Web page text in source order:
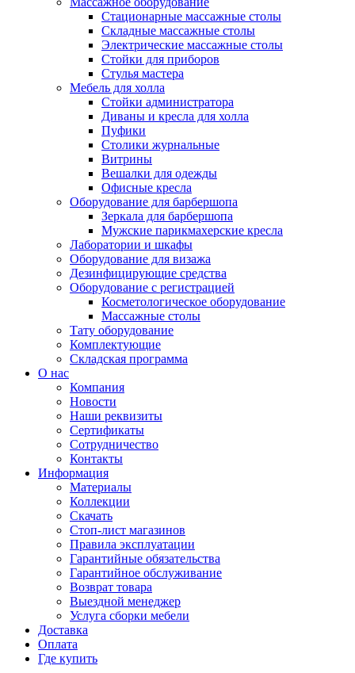
Стационарные массажные столы
Складные массажные столы
Электрические массажные столы
Стойки для приборов
Стулья мастера
Мебель для холла
Стойки администратора
Диваны и кресла для холла
Пуфики
Столики журнальные
Витрины
Вешалки для одежды
Офисные кресла
Оборудование для барбершопа
Зеркала для барбершопа
Мужские парикмахерские кресла
Лаборатории и шкафы
Оборудование для визажа
Дезинфицирующие средства
Оборудование с регистрацией
Косметологическое оборудование
Массажные столы
Тату оборудование
Комплектующие
Складская программа
О нас
Компания
Новости
Наши реквизиты
Сертификаты
Сотрудничество
Контакты
Информация
Материалы
Коллекции
Скачать
Стоп-лист магазинов
Правила эксплуатации
Гарантийные обязательства
Гарантийное обслуживание
Возврат товара
Выездной менеджер
Услуга сборки мебели
Доставка
Оплата
Где купить